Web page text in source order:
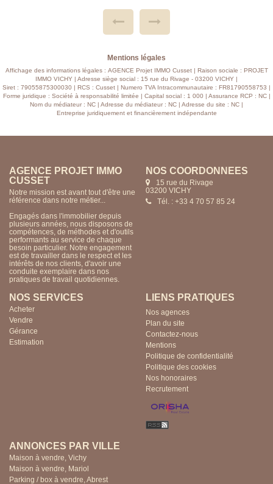
PREVOIRS.PROXIMITE CENTRE VILLE.CHAUFFAGE GAZ
DE VILLE , DOUBLE VITRAGE,ELECTRICITE ET
ENERGETIQUE C , CHARGES 100 EUROS MENSUEL,
Mentions légales
Affichage des informations légales : AGENCE Projet IMMO Cusset | Raison sociale : PROJET
IMMO VICHY | Adresse siège social : 15 rue du Rivage - 03200 VICHY |
Siret : 79055875300030 | RCS : Cusset | Numero TVA Intracommunautaire : FR81790558753 |
Forme juridique : Société à responsabilité limitée | Capital social : 1 000 | Assurance RCP : NC |
Nom du médiateur : NC | Adresse du médiateur : NC | Adresse du site : NC |
Entreprise juridiquement et financièrement indépendante
AGENCE PROJET IMMO
CUSSET
Notre mission est avant tout d'être une
référence dans notre métier...
Engagés dans l'immobilier depuis
plusieurs années, nous disposons de
compétences, de méthodes et d'outils
performants au service de chaque
besoin particulier. Notre engagement
est de travailler dans le respect et les
intérêts de nos clients, d'avoir une
conduite exemplaire dans nos
pratiques de travail quotidiennes.
NOS COORDONNÉES
15 rue du Rivage
03200 VICHY
Tél. : +33 4 70 57 85 24
NOS SERVICES
Acheter
Vendre
Gérance
Estimation
LIENS PRATIQUES
Nos agences
Plan du site
Contactez-nous
Mentions
Politique de confidentialité
Politique des cookies
Nos honoraires
Recrutement
ANNONCES PAR VILLE
Maison à vendre, Vichy
Maison à vendre, Mariol
Parking / box à vendre, Abrest